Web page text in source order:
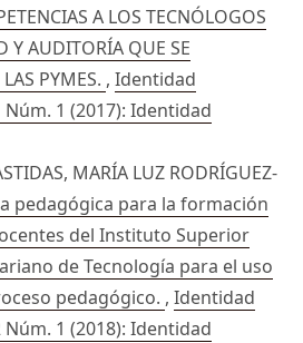
A LOS TECNÓLOGOS
Y AUDITORÍA QUE SE
PYMES. , Identidad
1 (2017): Identidad
MARÍA LUZ RODRÍGUEZ-
pedagógica para la formación
del Instituto Superior
de Tecnología para el uso
pedagógico. , Identidad
1 (2018): Identidad